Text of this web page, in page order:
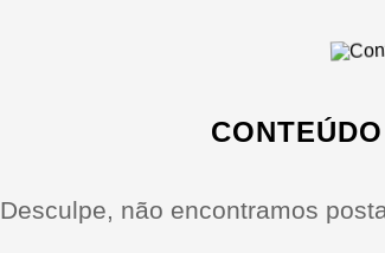
Desculpe, não encontramos